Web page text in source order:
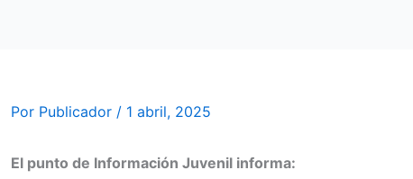
Por Publicador / 1 abril, 2025
El punto de Información Juvenil informa: